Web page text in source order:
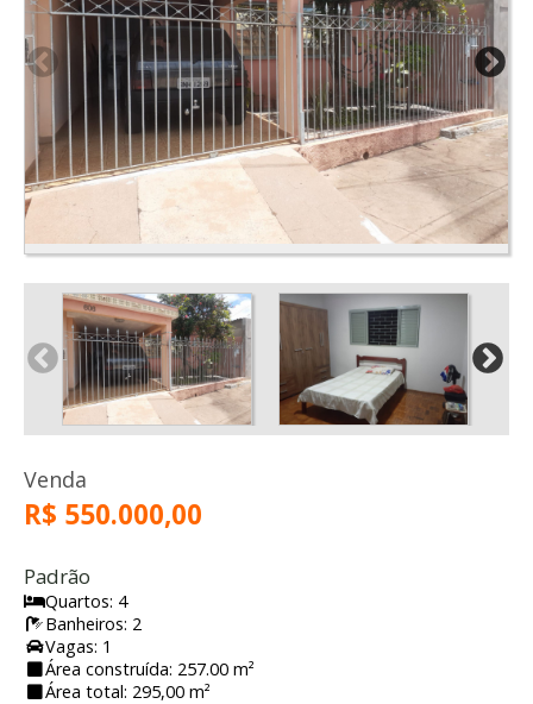
Venda
R$ 550.000,00
Padrão
Quartos: 4
Banheiros: 2
Vagas: 1
Área construída: 257.00 m²
Área total: 295,00 m²